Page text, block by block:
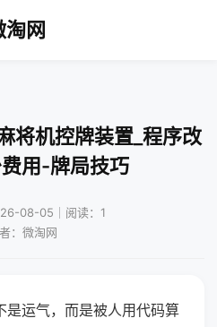
淘网
将机控牌装置_程序改
用-牌局技巧
08-05｜阅读：1
：微淘网
是运气，而是被人用代码算